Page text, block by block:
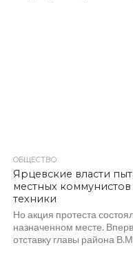
ОБЩЕСТВО
Ярцевские власти
местных
техники
Но акция протеста
назначенном месте.
отставку главы района